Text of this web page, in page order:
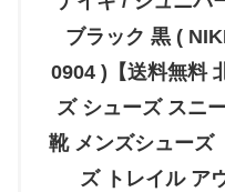
ブラック 黒 (
0904 )【送料無料
ズ シューズ スニ
靴 メンズシューズ
ズ トレイル ア